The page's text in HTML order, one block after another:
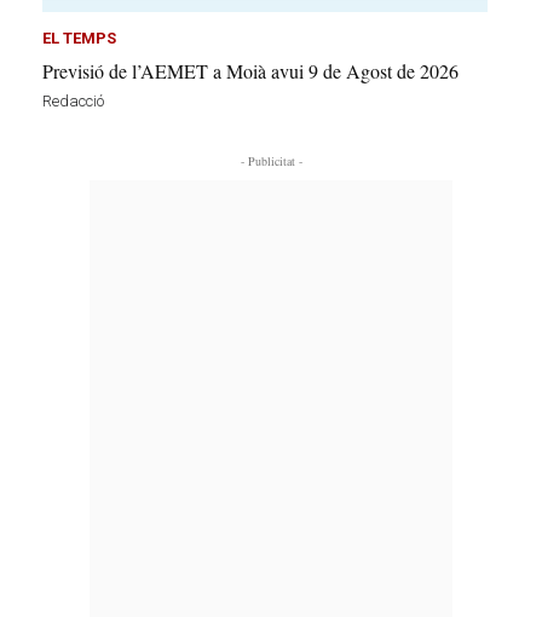
EL TEMPS
Previsió de l’AEMET a Moià avui 9 de Agost de 2026
Redacció
- Publicitat -